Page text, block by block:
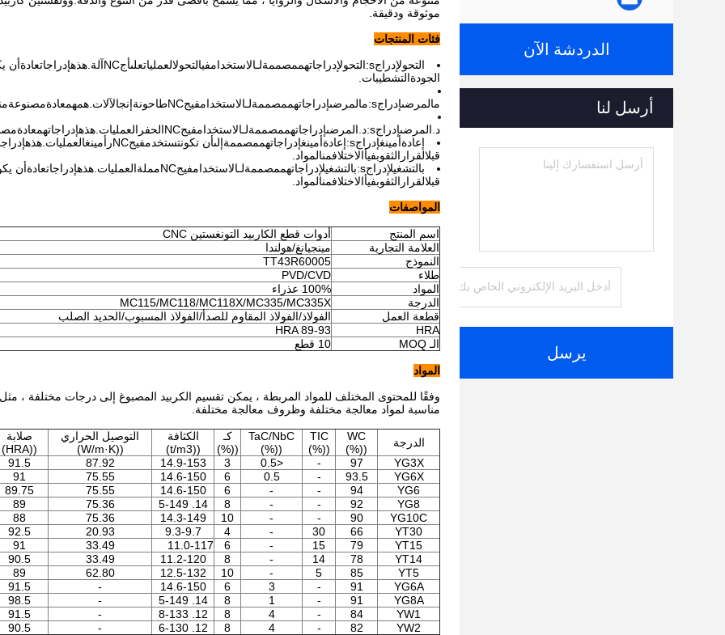
الدردشة الآن
أرسل لنا
يرسل
موثوقة ودقيقة.
فئات المنتجات
التحولإدراجs
:التحولإدراجاتهممصممةلـالاستخدامفيالتحولالعملياتعلىأجNCآلة هذهإدراجاتعادةأن
الجودةالتشطيبات
مالمرضىإدراجs
:مالمرضىإدراجاتهممصممةلـالاستخدامفيجNCطاحونةإنجالآلات همهمعادةمصنوعة
د. المرضىإدراجs
:د. المرضىإدراجاتهممصممةلـالاستخدامفيجNCالحفر العمليات هذهإدراجاتهمعادة
إعادةأمينغإدراجs
:إعادةأمينغإدراجاتهممصممةإلىأن تكونتستخدمفيجNCر أمينغالعمليات هذه
قبلالقرار الثقوبفيأالاختلافمنالمواد
بالتشغيلإدراجs
:بالتشغيلإدراجاتهممصممةلـالاستخدامفيجNCمملةالعمليات هذهإدراجاتعادةأن
قبلالقرار الثقوبفيأالاختلافمنالمواد
المواصفات
اسم المنتج
أدوات قطع الكاربيد التونغستين CNC
العلامة التجارية
مينجيانغ/هولندا
النموذج
TT43R60005
طلاء
PVD/CVD
المواد
100% عذراء
الدرجة
MC115/MC118/MC118X/MC335/MC335X
قطعة العمل
الفولاذ/الفولاذ المقاوم للصدأ/الفولاذ المسبوب/الحديد الصلب
HRA
HRA 89-93
الـ MOQ
10 قطع
المواد
مناسبة لمواد معالجة مختلفة وظروف معالجة مختلفة.
الدرجة
WC
((%)
TIC
((%)
TaC/NbC
((%)
كـ
((%)
الكثافة
((t/m3)
التوصيل الحراري
((W/m·K)
صلابة
((HRA)
YG3X
97
-
<0.5
3
14.9-153
87.92
91.5
YG6X
93.5
-
0.5
6
14.6-150
75.55
91
YG6
94
-
-
6
14.6-150
75.55
89.75
YG8
92
-
-
8
14. 5-149
75.36
89
YG10C
90
-
-
10
14.3-149
75.36
88
YT30
66
30
-
4
9.3-9.7
20.93
92.5
YT15
79
15
-
6
11.0-117
33.49
91
YT14
78
14
-
8
11.2-120
33.49
90.5
YT5
85
5
-
10
12.5-132
62.80
89
YG6A
91
-
3
6
14.6-150
-
91.5
YG8A
91
-
1
8
14. 5-149
-
98.5
YW1
84
-
4
8
12. 8-133
-
91.5
YW2
82
-
4
8
12. 6-130
-
90.5